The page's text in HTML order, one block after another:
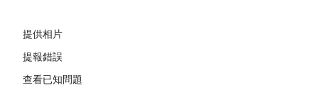
提供相片
提報錯誤
查看已知問題